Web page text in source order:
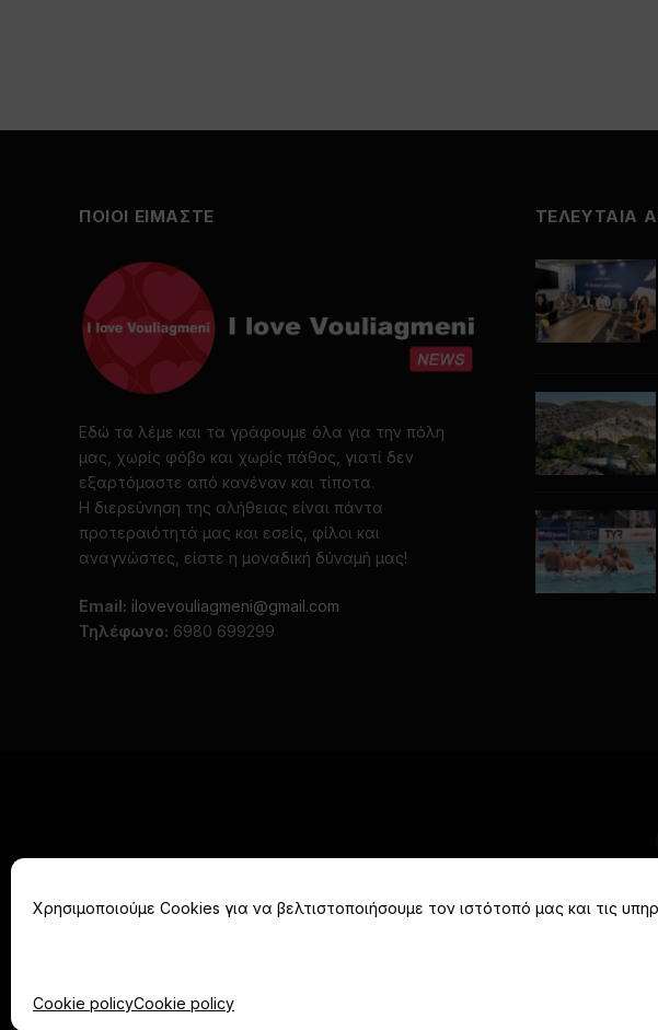
Χρησιμοποιούμε Cookies για να βελτιστοποιήσουμε τον ιστότοπό μας και τις
Cookie policyCookie policy
ΠΟΙΟΙ ΕΙΜΑΣΤΕ
Εδώ τα λέμε και τα γράφουμε όλα για την πόλη
μας, χωρίς φόβο και χωρίς πάθος, γιατί δεν
εξαρτόμαστε από κανέναν και τίποτα.
Η διερεύνηση της αλήθειας είναι πάντα
προτεραιότητά μας και εσείς, φίλοι και
αναγνώστες, είστε η μοναδική δύναμή μας!
Email: ilovevouliagmeni@gmail.com
Τηλέφωνο: 6980 699299
ΤΕΛΕΥΤΑΙΑ
ΑΡΧΙΚΗ COOKIE POLICY
© 2026 I